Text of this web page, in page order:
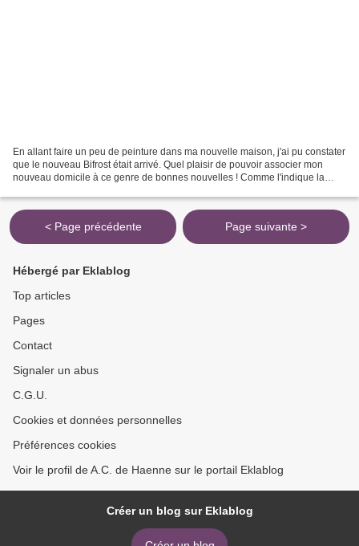
En allant faire un peu de peinture dans ma nouvelle maison, j'ai pu constater
que le nouveau Bifrost était arrivé. Quel plaisir de pouvoir associer mon
nouveau domicile à ce genre de bonnes nouvelles ! Comme l'indique la
< Page précédente Page suivante >
Hébergé par Eklablog
Top articles
Pages
Contact
Signaler un abus
C.G.U.
Cookies et données personnelles
Préférences cookies
Voir le profil de A.C. de Haenne sur le portail Eklablog
Créer un blog sur Eklablog